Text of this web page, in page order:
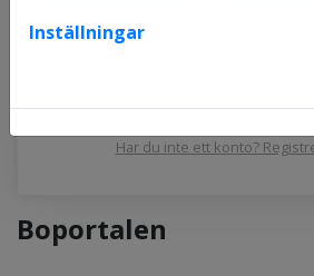
Har du inte ett konto?
Boportalen
Inställningar